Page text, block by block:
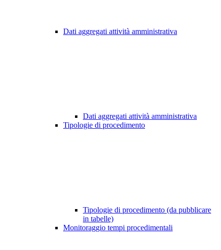
Dati aggregati attività amministrativa
Dati aggregati attività amministrativa
Tipologie di procedimento
Tipologie di procedimento (da pubblicare
in tabelle)
Monitoraggio tempi procedimentali